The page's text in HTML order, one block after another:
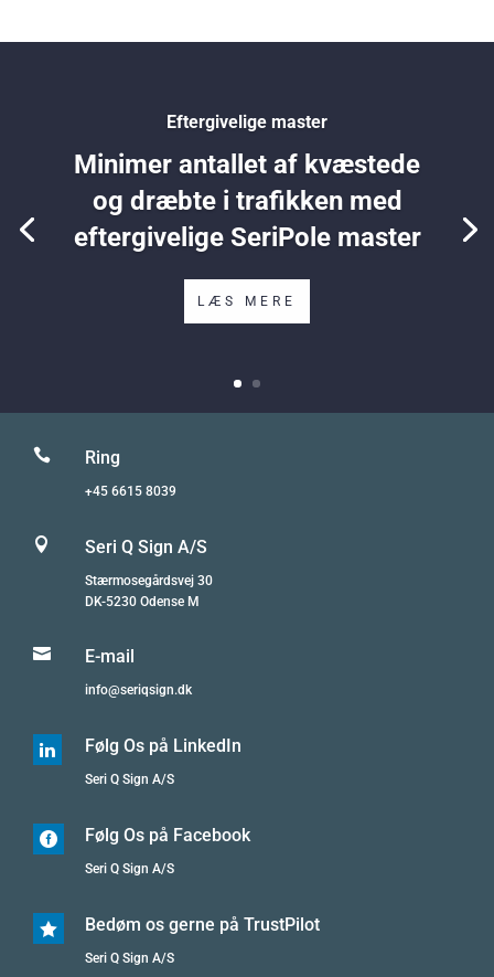
Eftergivelige master
Minimer antallet af kvæstede
og dræbte i trafikken med
eftergivelige SeriPole master
LÆS MERE
 Ring
+45 6615 8039
 Seri Q Sign A/S
Stærmosegårdsvej 30
DK-5230 Odense M
 E-mail
info@seriqsign.dk
 Følg Os på LinkedIn
Seri Q Sign A/S
 Følg Os på Facebook
Seri Q Sign A/S
 Bedøm os gerne på TrustPilot
Seri Q Sign A/S